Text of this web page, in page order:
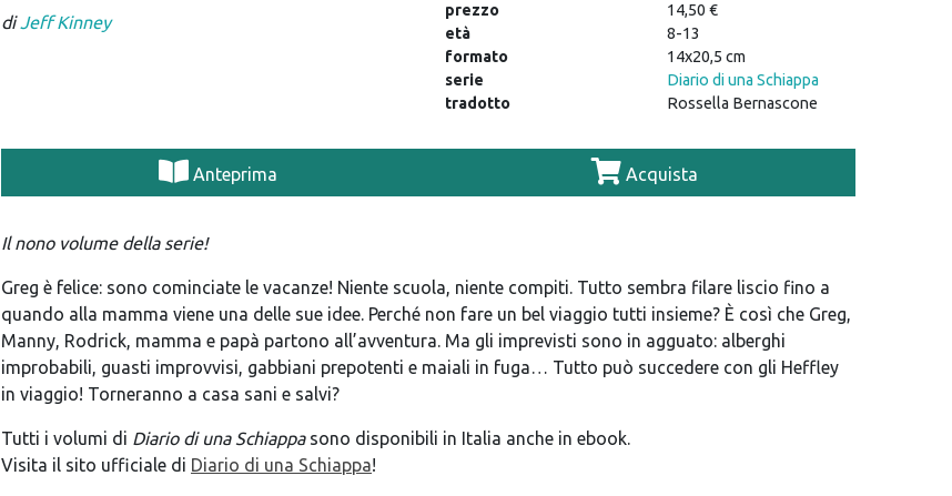
diJeff Kinney
prezzo
14,50 €
età
8-13
formato
14x20,5 cm
serie
Diario di una Schiappa
tradotto
Rossella Bernascone
Anteprima Acquista
Il nono volume della serie!
Greg è felice: sono cominciate le vacanze! Niente scuola, niente compiti. Tutto sembra filare liscio fino a
quando alla mamma viene una delle sue idee. Perché non fare un bel viaggio tutti insieme? È così che Greg,
Manny, Rodrick, mamma e papà partono all’avventura. Ma gli imprevisti sono in agguato: alberghi
improbabili, guasti improvvisi, gabbiani prepotenti e maiali in fuga… Tutto può succedere con gli Heffley
in viaggio! Torneranno a casa sani e salvi?
Tutti i volumi di Diario di una Schiappasono disponibili in Italia anche in ebook.
Visita il sito ufficiale di Diario di una Schiappa!